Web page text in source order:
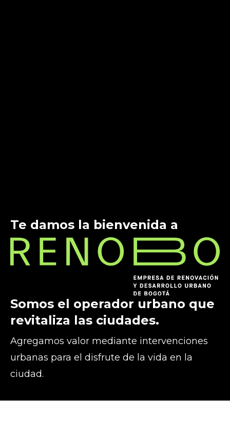
Te damos la bienvenida a
Somos el operador urbano que
revitaliza las ciudades.
Agregamos valor mediante intervenciones
urbanas para el disfrute de la vida en la
ciudad.